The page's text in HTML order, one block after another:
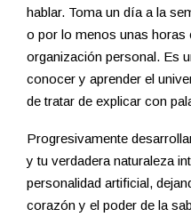
hablar. Toma un día a la
o por lo menos unas horas
organización personal. Es
conocer y aprender el
de tratar de explicar con
Progresivamente
y tu verdadera naturaleza
personalidad artificial,
corazón y el poder de la